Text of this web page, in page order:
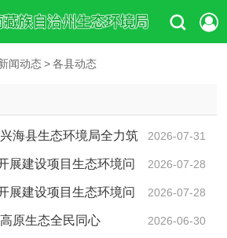
闻动态 > 各县动态
2026-07-31
海县生态环境局全力筑
防线 2026-07-28
展建设项目生态环境问
2026-07-28
展建设项目生态环境问
2026-06-30
原生态全民同心